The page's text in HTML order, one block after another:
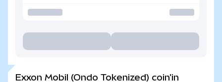
Exxon Mobil (Ondo Tokenized) coin'in